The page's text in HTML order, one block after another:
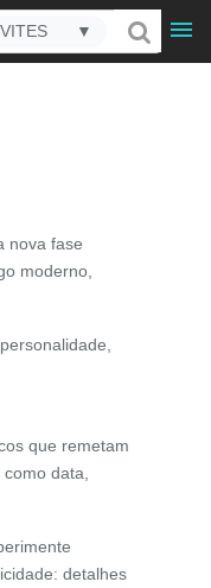
▼
nova fase
moderno,
que remetam
data,
detalhes